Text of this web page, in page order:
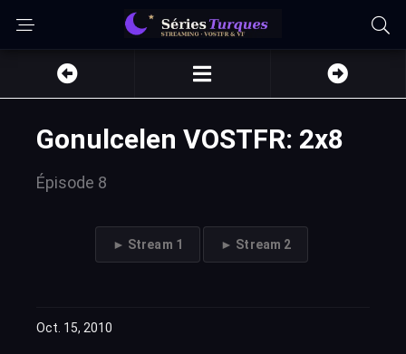
Gonulcelen VOSTFR: 2x8
Épisode 8
► Stream 1 ► Stream 2
Oct. 15, 2010